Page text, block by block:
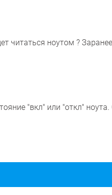
читаться ноутом ? Заранее
"вкл" или "откл" ноута.